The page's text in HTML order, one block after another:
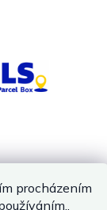
procházením